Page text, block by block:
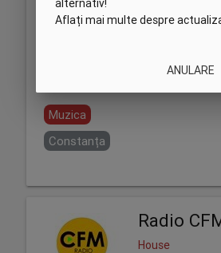
alternativ!
Aflați mai multe despre
ANULARE
Muzica
Constanța
Radio
House